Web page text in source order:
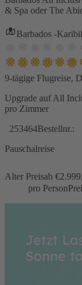
& Spa oder The
Barbados -
9-tägige Flugreise,
Upgrade auf All
pro Zimmer
253464Bestellnr.:
Pauschalreise
Alter Preisab €
pro Person